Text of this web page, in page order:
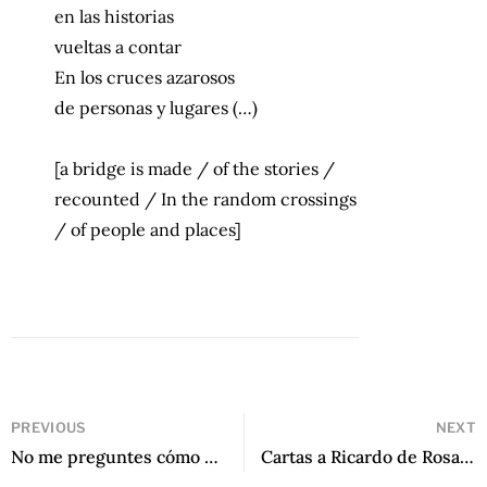
en las historias
vueltas a contar
En los cruces azarosos
de personas y lugares (…)
[a bridge is made / of the stories /
recounted / In the random crossings
/ of people and places]
PREVIOUS
No me preguntes cómo pasa el tiempo de José Emilio Pacheco
NEXT
Cartas a Ricardo de Rosario Castellanos